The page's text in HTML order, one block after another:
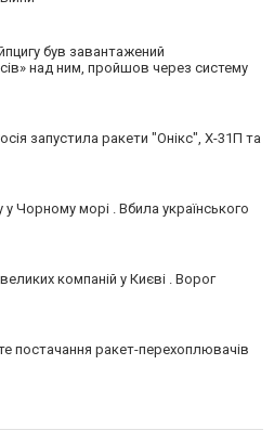
був завантажений
над ним, пройшов через систему
запустила ракети "Онікс", Х-31П та
Чорному морі . Вбила українського
компаній у Києві . Ворог
постачання ракет-перехоплювачів